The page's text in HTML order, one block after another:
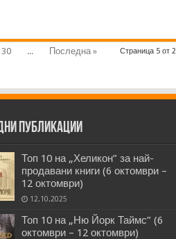
Страница 5 от
30 ... Последна »
публикации
Топ 10 на „Хеликон” за най-
продавани книги (6 октомври –
12 октомври)
12.10.2025
Топ 10 на „Ню Йорк Таймс” (6
октомври – 12 октомври)